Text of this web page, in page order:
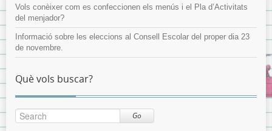
Vols conèixer com es confeccionen els menús i el Pla d’Activitats
del menjador?
Informació sobre les eleccions al Consell Escolar del proper dia 23
de novembre.
Què vols buscar?
Go